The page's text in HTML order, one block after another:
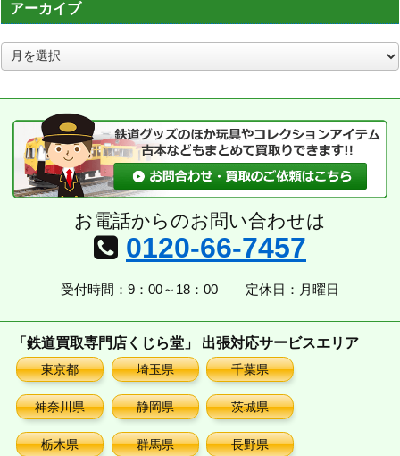
アーカイブ
ア
ー
ブ
お電話からのお問い合わせは
0120-66-7457
受付時間：9：00～18：00 定休日：月曜日
「鉄道買取専門店くじら堂」 出張対応サービスエリア
東京都 埼玉県 千葉県
神奈川県 静岡県 茨城県
栃木県 群馬県 長野県